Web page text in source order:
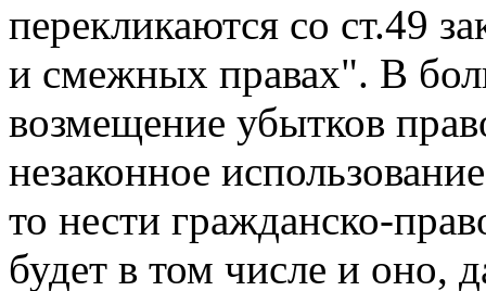
перекликаются со ст.49
и смежных правах". В
возмещение убытков
незаконное
то нести гражданско-
будет в том числе и оно,